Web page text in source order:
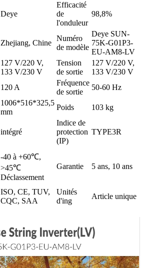
Deye
Efficacité
de
l'onduleur
98,8%
Zhejiang, Chine
Numéro
de modèle
Deye SUN-
75K-G01P3-
EU-AM8-LV
127 V/220 V,
133 V/230 V
Tension
de sortie
127 V/220 V,
133 V/230 V
120 A
Fréquence
de sortie
50-60 Hz
1006*516*325,5
mm
Poids 103 kg
intégré
Indice de
protection
(IP)
TYPE3R
-40 à +60℃,
>45℃
Déclassement
Garantie 5 ans, 10 ans
ISO, CE, TUV,
CQC, SAA
Unités
d'ing
Article unique